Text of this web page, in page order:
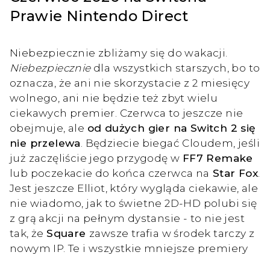
ZALOGUJ
Prawie Nintendo Direct
Niebezpiecznie zbliżamy się do wakacji.
Niebezpiecznie dla wszystkich starszych, bo to
oznacza, że ani nie skorzystacie z 2 miesięcy
wolnego, ani nie będzie też zbyt wielu
ciekawych premier. Czerwca to jeszcze nie
obejmuje, ale od dużych gier na Switch 2 się
nie przelewa . Będziecie biegać Cloudem, jeśli
już zaczęliście jego przygodę w FF7 Remake
lub poczekacie do końca czerwca na Star Fox
Jest jeszcze Elliot, który wygląda ciekawie, ale
nie wiadomo, jak to świetne 2D-HD polubi się
z grą akcji na pełnym dystansie - to nie jest
tak, żeSquare zawsze trafia w środek tarczy z
nowym IP. Te i wszystkie mniejsze premiery